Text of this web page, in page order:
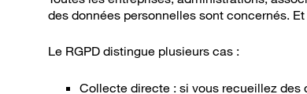
des données personnelles sont concernés.
Le RGPD distingue plusieurs cas :
Collecte directe : si vous recueillez